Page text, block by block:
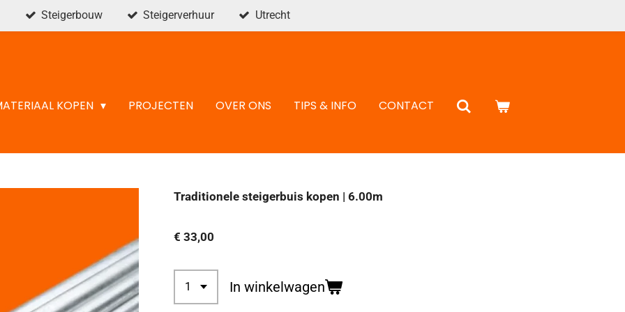
Steigerbouw Steigerverhuur Utrecht
KOPEN PROJECTEN OVER ONS TIPS & INFO
CONTACT
Traditionele steigerbuis kopen | 6.00m
€ 33,00
In winkelwagen